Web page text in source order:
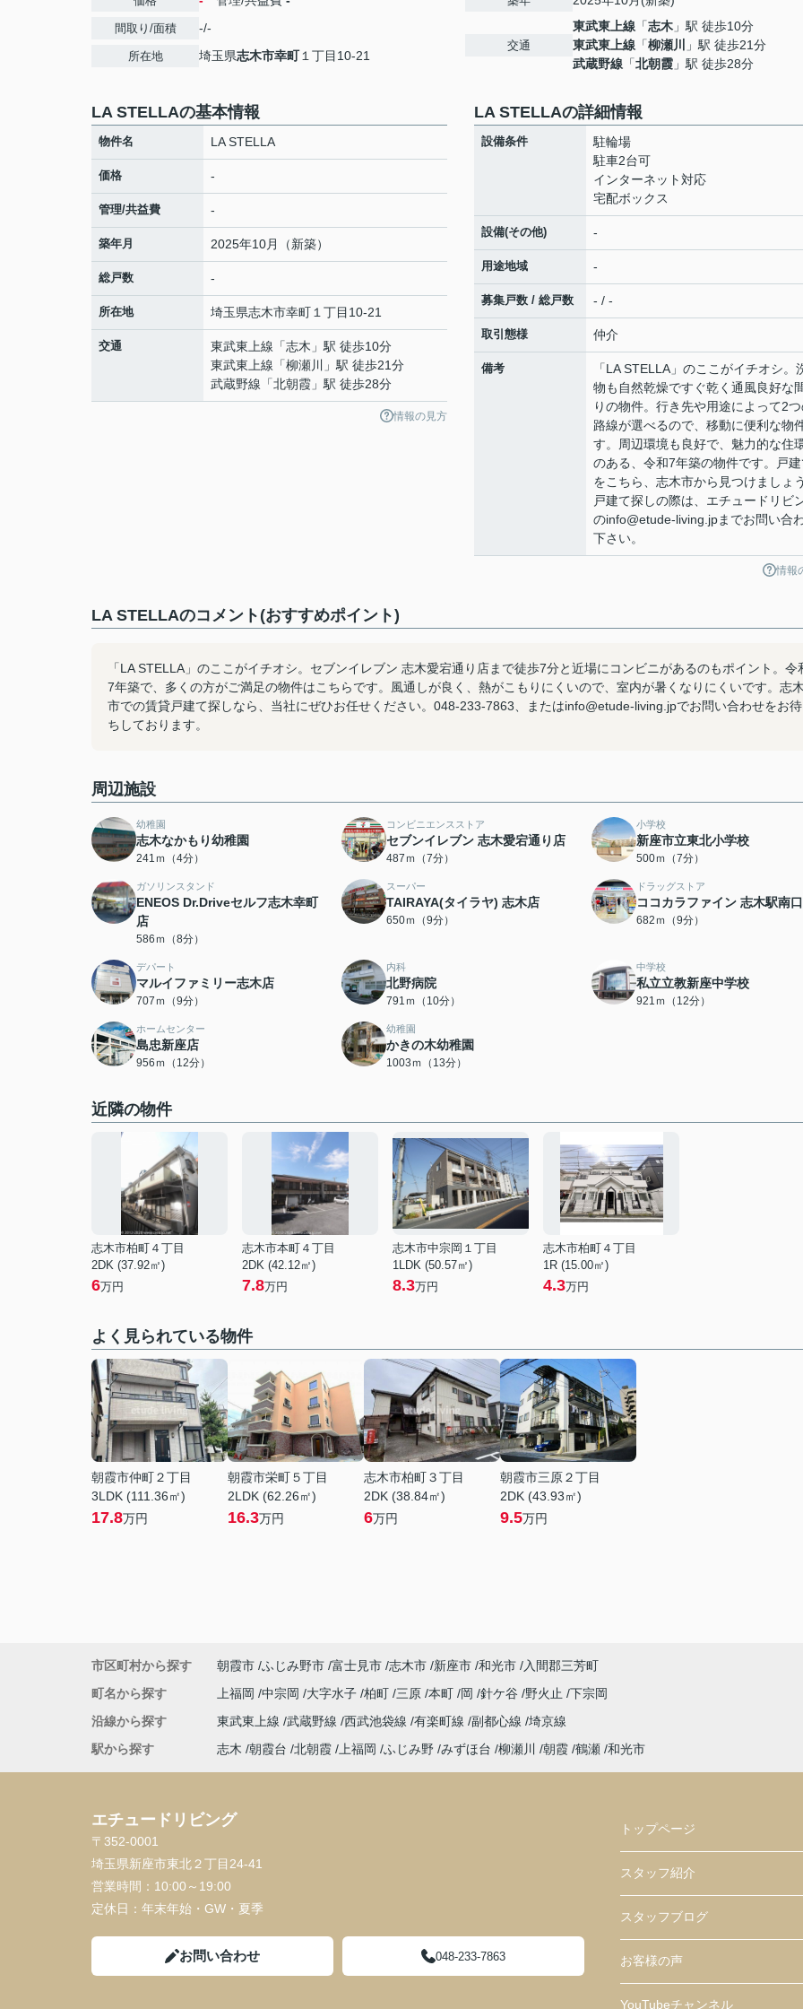
間取り/面積 -/-
所在地 埼玉県志木市幸町１丁目10-21
交通
東武東上線 「志木 」駅 徒歩10分
東武東上線 「柳瀬川
」駅 徒歩21分
武蔵野線 「北朝霞 」駅 徒歩28分
LA STELLAの基本情報
物件名 LA STELLA
価格 -
管理/共益費 -
築年月 2025年10月（新築）
総戸数 -
所在地 埼玉県志木市幸町 １丁目10-21
交通 東武東上線 「志木 」駅 徒歩10分
東武東上線 「柳瀬川
」駅 徒歩21分
武蔵野線 「北朝霞 」駅 徒歩28分
情報の見方
LA STELLAの詳細情報
設備条件
駐輪場
駐車2台可
インターネット対応
宅配ボックス
設備(その他) -
用途地域 -
募集戸数 / 総戸数 - / -
取引態様 仲介
備考
「LA STELLA」のここがイチオシ。
物も自然乾燥ですぐ乾く通風良好な
りの物件。行き先や用途によって2
路線が選べるので、移動に便利な物
す。周辺環境も良好で、魅力的な住
のある、令和7年築の物件です。戸
をこちら、志木市から見つけましょ
戸建て探しの際は、エチュードリビ
のinfo@etude-living.jpまでお問い合
下さい。
情報
LA STELLAのコメント(おすすめポイント)
「LA STELLA」のここがイチオシ。セブンイレブン 志木愛宕通り店まで徒歩7分と近場にコンビニがあるのもポイント。令
7年築で、多くの方がご満足の物件はこちらです。風通しが良く、熱がこもりにくいので、室内が暑くなりにくいです。志
市での賃貸戸建て探しなら、当社にぜひお任せください。048-233-7863、またはinfo@etude-living.jpでお問い合わせをお待
ちしております。
周辺施設
幼稚園
志木なかもり幼稚園
241ｍ（4分）
コンビニエンスストア
セブンイレブン 志木愛宕通り店
487ｍ（7分）
小学校
新座市立東北小学校
500ｍ（7分）
ガソリンスタンド
ENEOS Dr.Driveセルフ志木幸町
店
586ｍ（8分）
スーパー
TAIRAYA(タイラヤ) 志木店
650ｍ（9分）
ドラッグストア
ココカラファイン 志木駅南
682ｍ（9分）
デパート
マルイファミリー志木店
707ｍ（9分）
内科
北野病院
791ｍ（10分）
中学校
私立立教新座中学校
921ｍ（12分）
ホームセンター
島忠新座店
956ｍ（12分）
幼稚園
かきの木幼稚園
1003ｍ（13分）
近隣の物件
志木市柏町４丁目
2DK (37.92㎡)
6万円
志木市本町４丁目
2DK (42.12㎡)
7.8万円
志木市中宗岡１丁目
1LDK (50.57㎡)
8.3万円
志木市柏町４丁目
1R (15.00㎡)
4.3万円
よく見られている物件
朝霞市仲町２丁目
3LDK (111.36㎡)
17.8万円
朝霞市栄町５丁目
2LDK (62.26㎡)
16.3万円
志木市柏町３丁目
2DK (38.84㎡)
6万円
朝霞市三原２丁目
2DK (43.93㎡)
9.5万円
市区町村から探す 朝霞市 ふじみ野市 富士見市 志木市 新座市 和光市
入間郡三芳町
町名から探す
上福岡 中宗岡 大字水子 柏町 三原 本町 岡 針ケ谷 野火止
下宗岡
沿線から探す
東武東上線 武蔵野線 西武池袋線 有楽町線 副都心線 埼京線
駅から探す
志木 朝霞台 北朝霞 上福岡 ふじみ野 みずほ台 柳瀬川 朝霞 鶴瀬 和光市
エチュードリビング
〒352-0001
埼玉県新座市東北２丁目24-41
営業時間： 10:00～19:00
定休日： 年末年始・GW・夏季
お問い合わせ 048-233-7863
トップページ
スタッフ紹介
スタッフブログ
お客様の声
YouTubeチャンネル